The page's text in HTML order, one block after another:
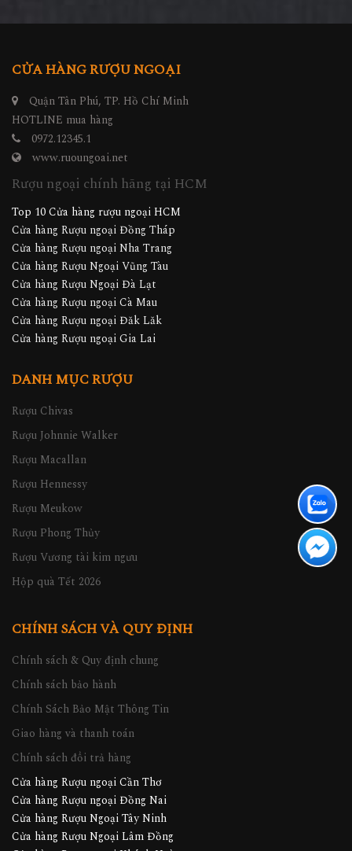
CỬA HÀNG RƯỢU NGOẠI
Quận Tân Phú, TP. Hồ Chí Minh
HOTLINE mua hàng
0972.12345.1
www.ruoungoai.net
Rượu ngoại chính hãng tại HCM
Top 10 Cửa hàng rượu ngoại HCM
Cửa hàng Rượu ngoại Đồng Tháp
Cửa hàng Rượu ngoại Nha Trang
Cửa hàng Rượu Ngoại Vũng Tàu
Cửa hàng Rượu Ngoại Đà Lạt
Cửa hàng Rượu ngoại Cà Mau
Cửa hàng Rượu ngoại Đăk Lăk
Cửa hàng Rượu ngoại Gia Lai
DANH MỤC RƯỢU
Rượu Chivas
Rượu Johnnie Walker
Rượu Macallan
Rượu Hennessy
Rượu Meukow
Rượu Phong Thủy
Rượu Vương tài kim ngưu
Hộp quà Tết 2026
CHÍNH SÁCH VÀ QUY ĐỊNH
Chính sách & Quy định chung
Chính sách bảo hành
Chính Sách Bảo Mật Thông Tin
Giao hàng và thanh toán
Chính sách đổi trả hàng
Cửa hàng Rượu ngoại Cần Thơ
Cửa hàng Rượu ngoại Đồng Nai
Cửa hàng Rượu Ngoại Tây Ninh
Cửa hàng Rượu Ngoại Lâm Đồng